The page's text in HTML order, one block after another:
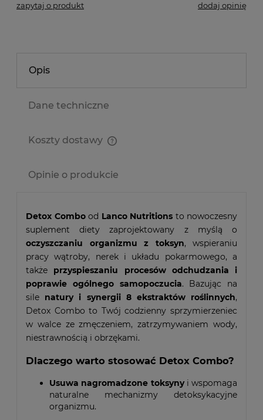
zapytaj o produkt dodaj opinię
Opis
Dane techniczne
Koszty dostawy
Opinie o produkcie
Detox Combood Lanco Nutritions to nowoczesny
suplement diety zaprojektowany z myślą o
oczyszczaniu organizmu z toksyn, wspieraniu
pracy wątroby, nerek i układu pokarmowego, a
także przyspieszaniu procesów odchudzania i
poprawie ogólnego samopoczucia. Bazując na
sile natury i synergii 8 ekstraktów roślinnych,
Detox Combo to Twój codzienny sprzymierzeniec
w walce ze zmęczeniem, zatrzymywaniem wody,
niestrawnością i obrzękami.
Dlaczego warto stosować Detox Combo?
Usuwa nagromadzone toksynyi wspomaga
naturalne mechanizmy detoksykacyjne
organizmu.